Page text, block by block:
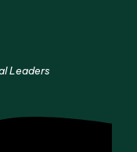
Leaders